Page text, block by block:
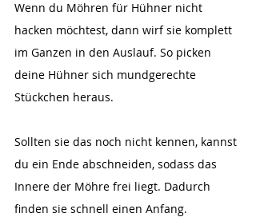
Wenn du Möhren für Hühner nicht
hacken möchtest, dann wirf sie komplett
im Ganzen in den Auslauf. So picken
deine Hühner sich mundgerechte
Stückchen heraus.
Sollten sie das noch nicht kennen, kannst
du ein Ende abschneiden, sodass das
Innere der Möhre frei liegt. Dadurch
finden sie schnell einen Anfang.